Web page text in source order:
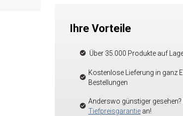
Ihre Vorteile
Über 35.000 Produkte auf
Kostenlose Lieferung in ganz
Bestellungen
Anderswo günstiger
Tiefpreisgarantiean!